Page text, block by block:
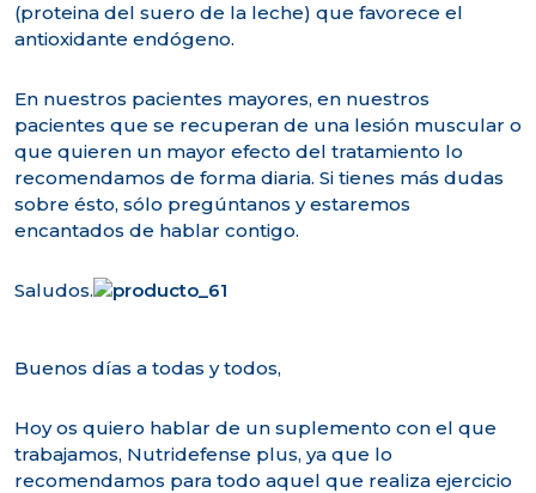
(proteina del suero de la leche) que favorece el
antioxidante endógeno.
En nuestros pacientes mayores, en nuestros
pacientes que se recuperan de una lesión muscular o
que quieren un mayor efecto del tratamiento lo
recomendamos de forma diaria. Si tienes más dudas
sobre ésto, sólo pregúntanos y estaremos
encantados de hablar contigo.
Saludos.
Buenos días a todas y todos,
Hoy os quiero hablar de un suplemento con el que
trabajamos, Nutridefense plus, ya que lo
recomendamos para todo aquel que realiza ejercicio